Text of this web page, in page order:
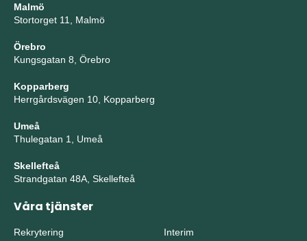
Malmö
Stortorget 11, Malmö
Örebro
Kungsgatan 8, Örebro
Kopparberg
Herrgårdsvägen 10, Kopparberg
Umeå
Thulegatan 1, Umeå
Skellefteå
Strandgatan 48A, Skellefteå
Våra tjänster
Rekrytering
Interim